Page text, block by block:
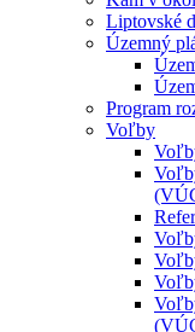
Liptovské
Územný
Program
Voľby